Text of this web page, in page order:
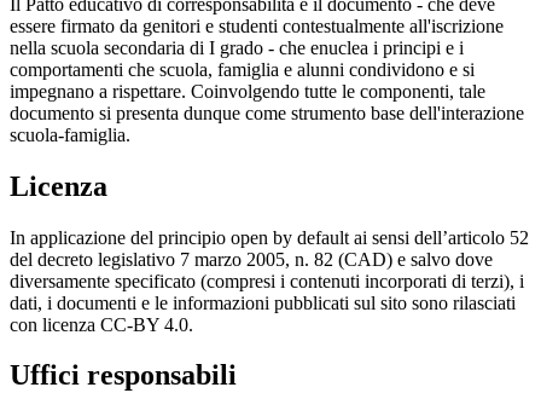
essere firmato da genitori e studenti contestualmente all'iscrizione
nella scuola secondaria di I grado - che enuclea i principi e i
comportamenti che scuola, famiglia e alunni condividono e si
impegnano a rispettare. Coinvolgendo tutte le componenti, tale
documento si presenta dunque come strumento base dell'interazione
scuola-famiglia.
Licenza
In applicazione del principio open by default ai sensi dell’articolo 52
del decreto legislativo 7 marzo 2005, n. 82 (CAD) e salvo dove
diversamente specificato (compresi i contenuti incorporati di terzi), i
dati, i documenti e le informazioni pubblicati sul sito sono rilasciati
con licenza CC-BY 4.0.
Uffici responsabili